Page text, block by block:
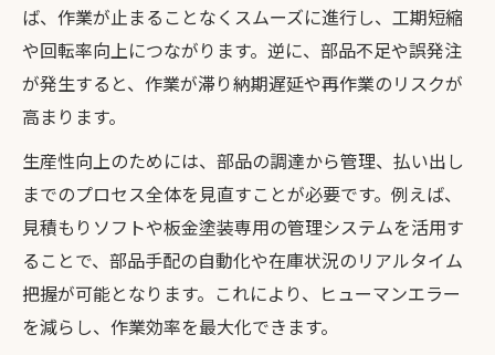
ば、作業が止まることなくスムーズに進行し、工期短縮
や回転率向上につながります。逆に、部品不足や誤発注
が発生すると、作業が滞り納期遅延や再作業のリスクが
高まります。
生産性向上のためには、部品の調達から管理、払い出し
までのプロセス全体を見直すことが必要です。例えば、
見積もりソフトや板金塗装専用の管理システムを活用す
ることで、部品手配の自動化や在庫状況のリアルタイム
把握が可能となります。これにより、ヒューマンエラー
を減らし、作業効率を最大化できます。